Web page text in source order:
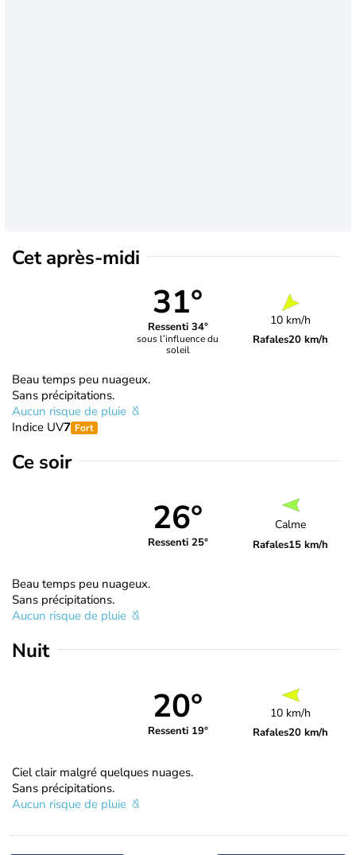
Cet après-midi
31°
Ressenti 34°
sous l’influence du
soleil
10 km/h
Rafales20 km/h
Beau temps peu nuageux.
Sans précipitations.
Aucun risque de pluie
Indice UV7 Fort
Ce soir
26°
Ressenti 25°
Calme
Rafales15 km/h
Beau temps peu nuageux.
Sans précipitations.
Aucun risque de pluie
Nuit
20°
Ressenti 19°
10 km/h
Rafales20 km/h
Ciel clair malgré quelques nuages.
Sans précipitations.
Aucun risque de pluie